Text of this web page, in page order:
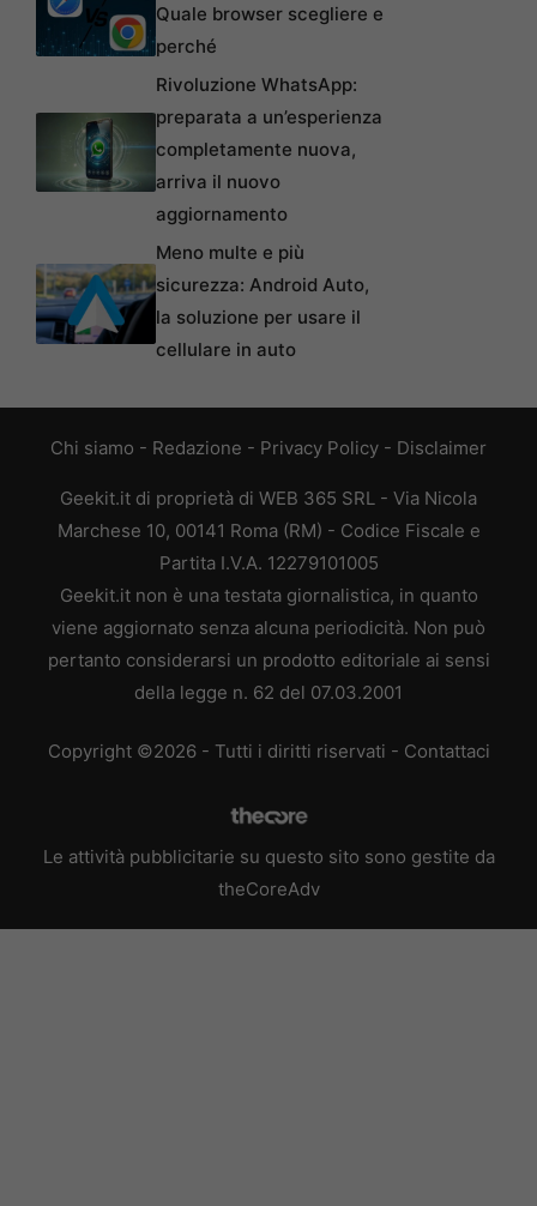
Quale browser scegliere e
perché
Rivoluzione WhatsApp:
preparata a un’esperienza
completamente nuova,
arriva il nuovo
aggiornamento
Meno multe e più
sicurezza: Android Auto,
la soluzione per usare il
cellulare in auto
Chi siamo - Redazione - Privacy Policy - Disclaimer
Geekit.it di proprietà di WEB 365 SRL - Via Nicola
Marchese 10, 00141 Roma (RM) - Codice Fiscale e
Partita I.V.A. 12279101005
Geekit.it non è una testata giornalistica, in quanto
viene aggiornato senza alcuna periodicità. Non può
pertanto considerarsi un prodotto editoriale ai sensi
della legge n. 62 del 07.03.2001
Copyright ©2026 - Tutti i diritti riservati - Contattaci
Le attività pubblicitarie su questo sito sono gestite da
theCoreAdv